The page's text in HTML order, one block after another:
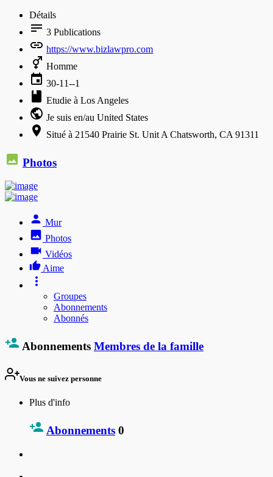
Détails
3 Publications
https://www.bizlawpro.com
Homme
30-11--1
Etudie à Los Angeles
Je suis en/au United States
Situé à 21540 Prairie St. Unit A Chatsworth, CA 91311
Photos
Mur
Photos
Vidéos
Aime
Groupes
Abonnements
Abonnés
Abonnements Membres de la famille
Vous ne suivez personne
Plus d'info
Abonnements 0